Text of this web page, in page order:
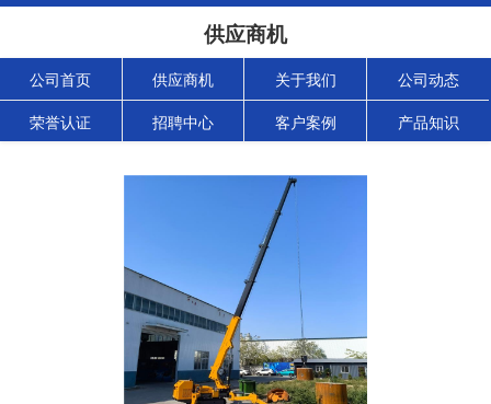
供应商机
公司首页 供应商机 关于我们 公司动态
荣誉认证 招聘中心 客户案例 产品知识